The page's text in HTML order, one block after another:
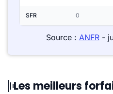
SFR 0
Source : ANFR-
Les meilleurs